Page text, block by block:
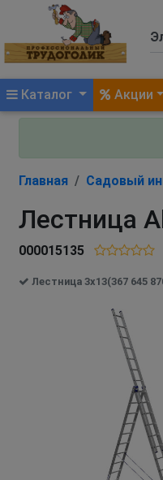
Каталог (current)Акции
Главная Садовый
Лестница
000015135
Лестница 3х13(367 645